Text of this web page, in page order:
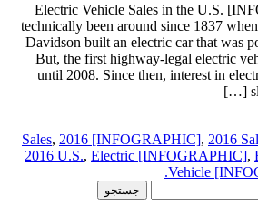
2016 Electric Vehicle Sales in the U.S.
technically been around since 1837
Davidson built an electric car that was
But, the first highway-legal electric
until 2008. Since then, interest in
, 2016 [INFOGRAPHIC], 2016
2016 U.S., Electric [INFOGRAPHIC],
Vehicle